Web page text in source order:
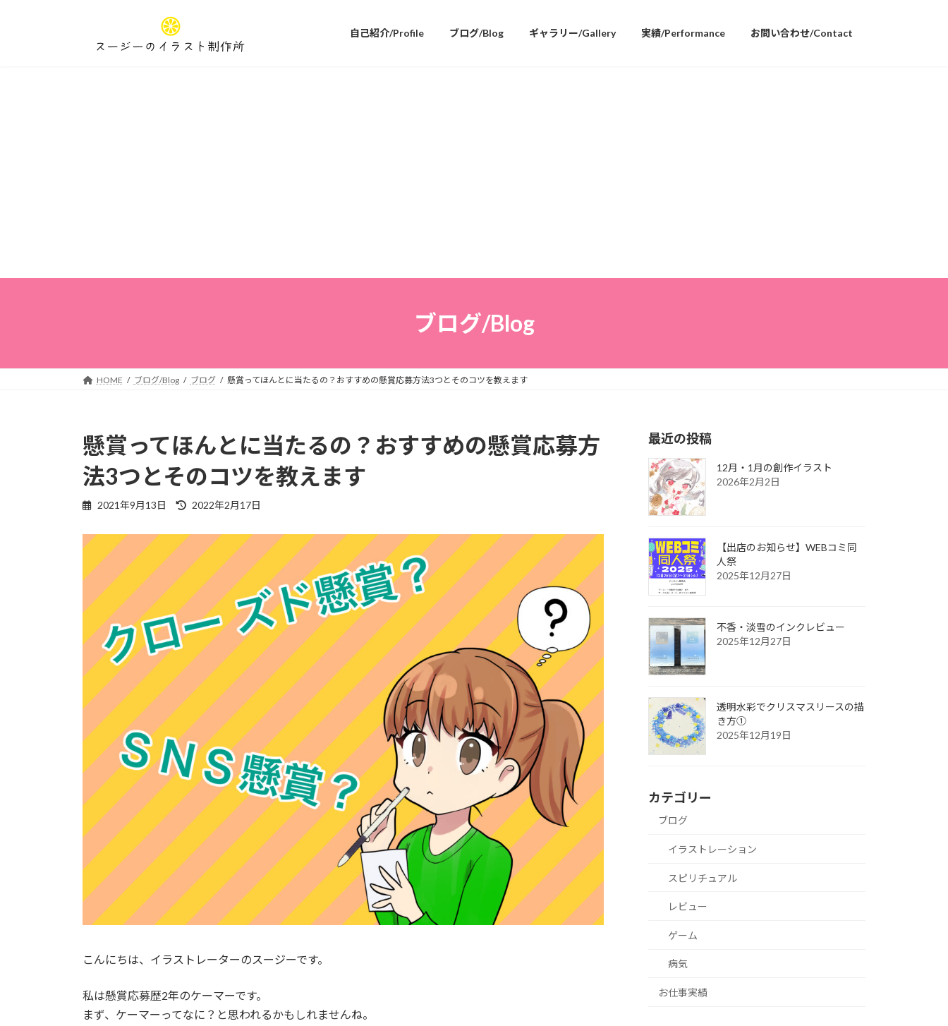
自己紹介/Profile ブログ/Blog ギャラリー/Gallery 実績/Performance お問い合わせ/Contact
ブログ/Blog
HOME ブログ/Blog ブログ 懸賞ってほんとに当たるの？おすすめの懸賞応募方法3つとそのコツを教えます
懸賞ってほんとに当たるの？おすすめの懸賞応募方
法3つとそのコツを教えます
2021年9月13日
最
更
日
2022年2月17日
こんにちは、イラストレーターのスージーです。
私は懸賞応募歴2年のケーマーです。
まず、ケーマーってなに？と思われるかもしれませんね。
最近の投稿
12月・1月の創作イラスト
2026年2月2日
【出店のお知らせ】WEBコミ同
人祭
2025年12月27日
不香・淡雪のインクレビュー
2025年12月27日
透明水彩でクリスマスリースの描
き方①
2025年12月19日
カテゴリー
ブログ
イラストレーション
スピリチュアル
レビュー
ゲーム
病気
お仕事実績